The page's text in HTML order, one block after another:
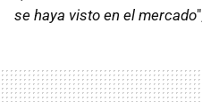
se haya visto en el mercado